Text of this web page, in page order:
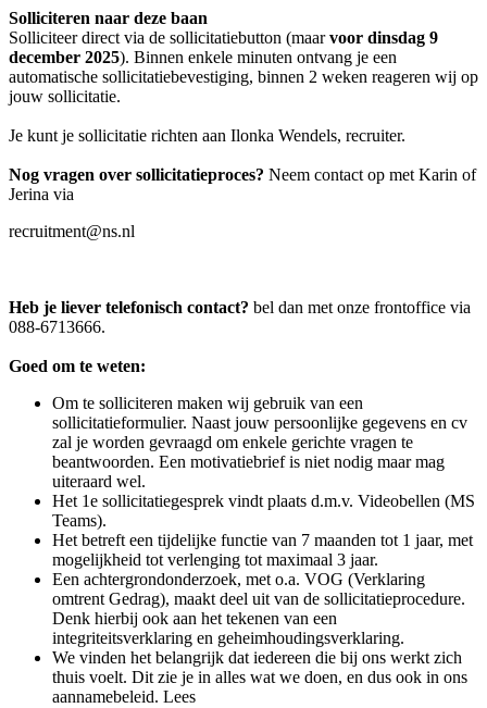
Solliciteren naar deze baan
Solliciteer direct via de sollicitatiebutton (maarvoor dinsdag 9
december 2025). Binnen enkele minuten ontvang je een
automatische sollicitatiebevestiging, binnen 2 weken reageren wij op
jouw sollicitatie.
Je kunt je sollicitatie richten aan Ilonka Wendels, recruiter.
Nog vragen over sollicitatieproces? Neem contact op met Karin of
Jerina via
recruitment@ns.nl
Heb je liever telefonisch contact? bel dan met onze frontoffice via
088-6713666.
Goed om te weten:
Om te solliciteren maken wij gebruik van een
sollicitatieformulier. Naast jouw persoonlijke gegevens en cv
zal je worden gevraagd om enkele gerichte vragen te
beantwoorden. Een motivatiebrief is niet nodig maar mag
uiteraard wel.
Het 1e sollicitatiegesprek vindt plaats d.m.v. Videobellen (MS
Teams).
Het betreft een tijdelijke functie van 7 maanden tot 1 jaar, met
mogelijkheid tot verlenging tot maximaal 3 jaar.
Een achtergrondonderzoek, met o.a. VOG (Verklaring
omtrent Gedrag), maakt deel uit van de sollicitatieprocedure.
Denk hierbij ook aan het tekenen van een
integriteitsverklaring en geheimhoudingsverklaring.
We vinden het belangrijk dat iedereen die bij ons werkt zich
thuis voelt. Dit zie je in alles wat we doen, en dus ook in ons
aannamebeleid. Lees